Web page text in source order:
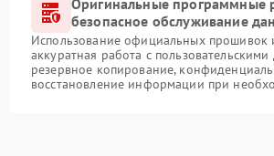
Оригинальные программные
безопасное обслуживание
Использование официальных прошивок
аккуратная работа с
резервное копирование,
восстановление информации при